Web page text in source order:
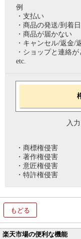
例
・支払い
・商品の発送/到着
・商品が届かない
・キャンセル/返金/
・ショップと連絡
etc.
入
・商標権侵害
・著作権侵害
・意匠権侵害
・特許権侵害
もどる
楽天市場の便利な機能